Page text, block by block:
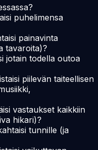
puhelimensa
painavinta
tavaroita)?
jotain todella outoa
piilevän taiteellisen
vastaukset kaikkiin
hikari)?
tunnille (ja